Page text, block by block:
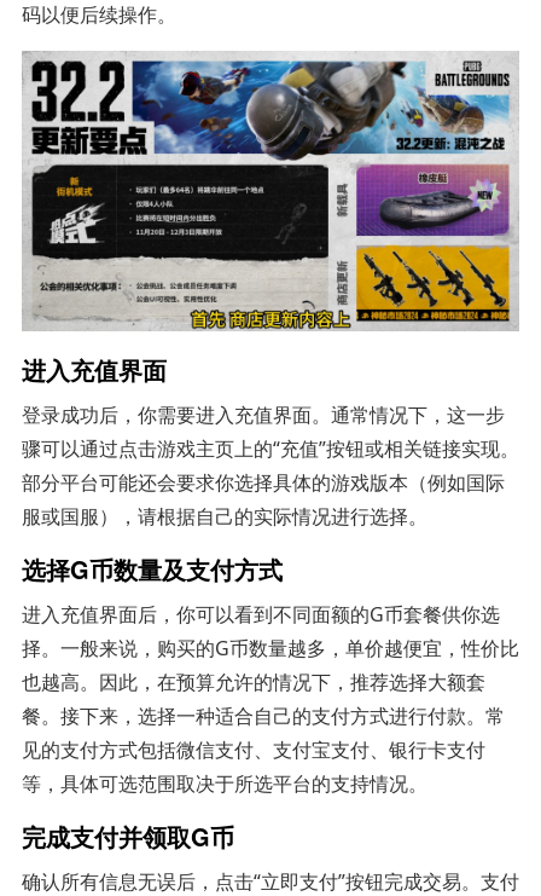
码以便后续操作。
进入充值界面
登录成功后，你需要进入充值界面。通常情况下，这一步
骤可以通过点击游戏主页上的“充值”按钮或相关链接实现。
部分平台可能还会要求你选择具体的游戏版本（例如国际
服或国服），请根据自己的实际情况进行选择。
选择G币数量及支付方式
进入充值界面后，你可以看到不同面额的G币套餐供你选
择。一般来说，购买的G币数量越多，单价越便宜，性价比
也越高。因此，在预算允许的情况下，推荐选择大额套
餐。接下来，选择一种适合自己的支付方式进行付款。常
见的支付方式包括微信支付、支付宝支付、银行卡支付
等，具体可选范围取决于所选平台的支持情况。
完成支付并领取G币
确认所有信息无误后，点击“立即支付”按钮完成交易。支付